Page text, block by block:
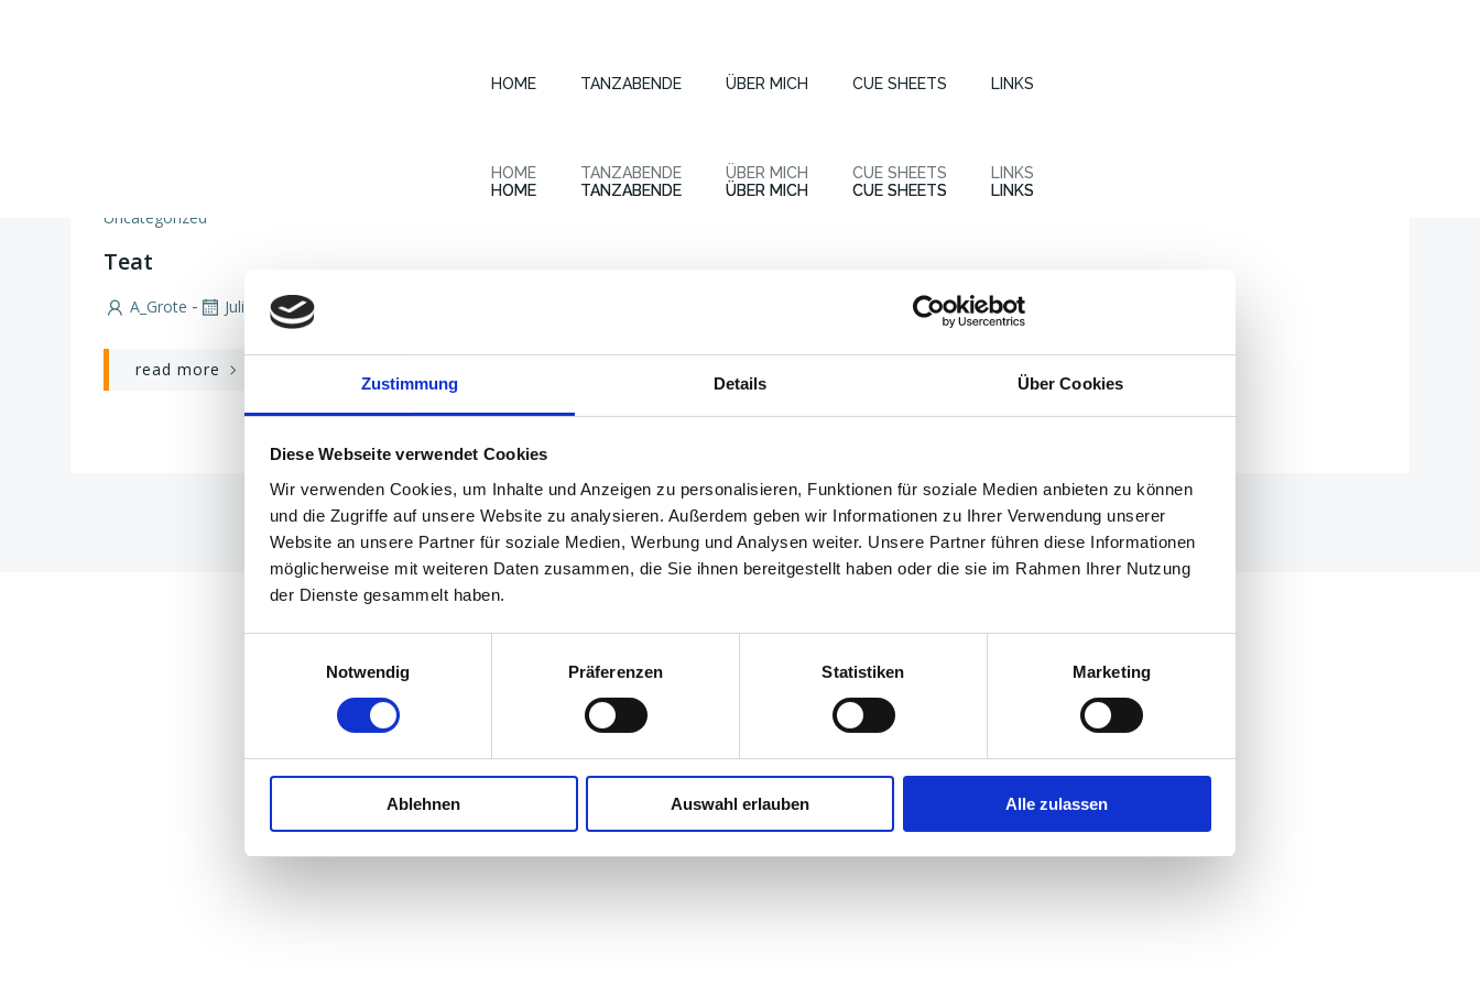
Zustimmung Details Über Cookies
Diese Webseite verwendet Cookies
Wir verwenden Cookies, um Inhalte und Anzeigen zu personalisieren, Funktionen für soziale Medien anbieten zu können
und die Zugriffe auf unsere Website zu analysieren. Außerdem geben wir Informationen zu Ihrer Verwendung unserer
Website an unsere Partner für soziale Medien, Werbung und Analysen weiter. Unsere Partner führen diese Informationen
möglicherweise mit weiteren Daten zusammen, die Sie ihnen bereitgestellt haben oder die sie im Rahmen Ihrer Nutzung
der Dienste gesammelt haben.
Notwendig
Präferenzen Statistiken Marketing
Ablehnen Auswahl erlauben Alle zulassen
HOME TANZABENDE ÜBER MICH CUE SHEETS LINKS
HOME TANZABENDE ÜBER MICH CUE SHEETS LINKS
HOME TANZABENDE ÜBER MICH CUE SHEETS LINKS
HOME TANZABENDE ÜBER MICH CUE SHEETS LINKS
Uncategorized
Teat
A_Grote - Juli 3
read more
© 2026 Round Dance in Bremerhaven tanzen. Created for free using WordPress andColibri